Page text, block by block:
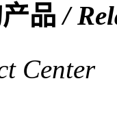
产品/
Center